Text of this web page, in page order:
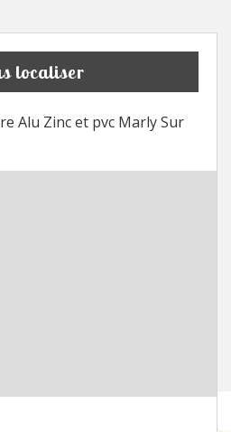
localiser
Alu Zinc et pvc Marly Sur